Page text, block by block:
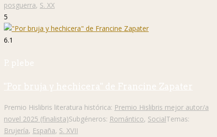
posguerra, S. XX
5
6.1
P. plebe
"Por bruja y hechicera" de Francine Zapater
Premio Hislibris literatura histórica: Premio Hislibris mejor autor/a
novel 2025 (finalista)Subgéneros: Romántico, SocialTemas:
Brujería, España, S. XVII